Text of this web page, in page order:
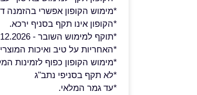
*מימוש הקופון אפשרי בהזמנה
*הקופון אינו תקף בסניף ירכא.
*תוקף למימוש השובר - 31.12.2026
*האחריות על טיב ואיכות
*מימוש הקופון כפוף לזמינות
*לא תקף בסניפי נתב"ג
*עד גמר המלאי.